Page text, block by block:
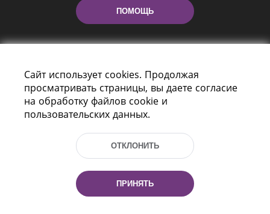
ПОМОЩЬ
г. Минск, Республика Беларусь, 220114
Тел.: (+375 17) 368 37 37, Факс: (+375 17)
Эл. почта: inbox@nlb.by
Сайт использует cookies. Продолжая
просматривать страницы, вы даете согласие
на обработку файлов cookie и
пользовательских данных.
ОТКЛОНИТЬ
ПРИНЯТЬ